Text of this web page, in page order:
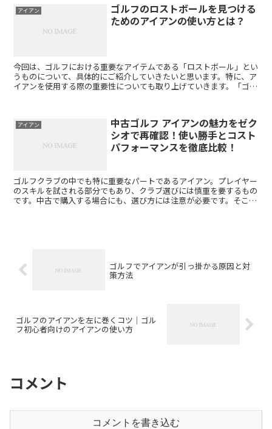
アイアン
ゴルフのロストボールを見つける
ためのアイアンの使い方とは？
今回は、ゴルフにおける重要なアイテムである「ロストボール」とい
うものについて、具体的にご紹介していきたいと思います。特に、ア
イアンを使用する際の重要性についても取り上げていきます。「ゴル
アイアン
中古ゴルフ アイアンの魅力をゼク
シオで再確認！使い勝手とコスト
パフォーマンスを徹底比較！
ゴルフクラブの中でも特に重要なパートであるアイアン。プレイヤー
のスキルを試される部分でもあり、クラブ選びには慎重を要するもの
です。中古で購入する場合にも、選び方には注意が必要です。そこで
ゴルフでアイアンが引っ掛かる原因と対
策方法
ゴルフのアイアンを左に巻くコツ｜ゴル
フ初心者向けのアイアンの使い方
コメント
コメントを書き込む